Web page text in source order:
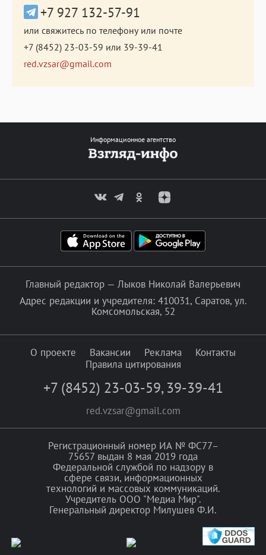
+7 927 132-57-91
или свяжитесь по телефону или почте
+7 (8452) 23-03-59 или 39-39-41
red.vzsar@gmail.com
Информационное агентство
Главный редактор — Лыков Николай Валерьевич
Адрес редакции и учредителя: 410031, Саратов, ул.
Комсомольская, 52
О проекте Вакансии Реклама
Контакты
Правила цитирования
+7 (8452) 23-03-59, 39-39-41
red.vzsar@gmail.com
Регистрационный номер ИА № ФС77–
75657 выдан 8 мая 2019 года
Федеральной службой по надзору в
сфере связи, информационных
технологий и массовых коммуникаций.
Учредитель ООО "Медиа Мир".
Генеральный директор Милушев Ф.И.